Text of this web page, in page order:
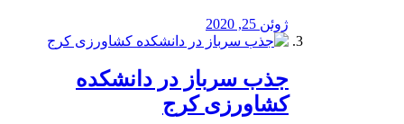
ژوئن 25, 2020
جذب سرباز در دانشکده
کشاورزی کرج